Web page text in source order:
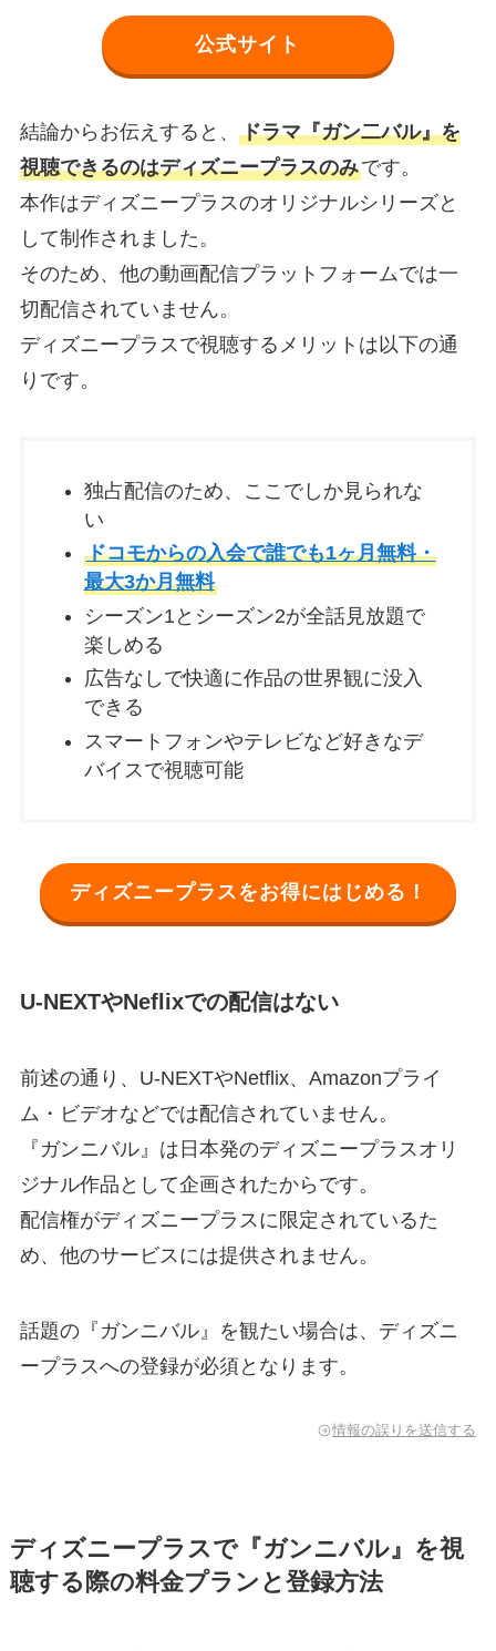
公式サイト
結論からお伝えすると、 ドラマ『ガン二バル』を
視聴できるのはディズニープラスのみです。
本作はディズニープラスのオリジナルシリーズと
して制作されました。
そのため、他の動画配信プラットフォームでは一
切配信されていません。
ディズニープラスで視聴するメリットは以下の通
りです。
独占配信のため、ここでしか見られな
い
ドコモからの入会で誰でも1ヶ月無料・
最大3か月無料
シーズン1とシーズン2が全話見放題で
楽しめる
広告なしで快適に作品の世界観に没入
できる
スマートフォンやテレビなど好きなデ
バイスで視聴可能
ディズニープラスをお得にはじめる！
U-NEXTやNeflixでの配信はない
前述の通り、U-NEXTやNetflix、Amazonプライ
ム・ビデオなどでは配信されていません。
『ガンニバル』は日本発のディズニープラスオリ
ジナル作品として企画されたからです。
配信権がディズニープラスに限定されているた
め、他のサービスには提供されません。
話題の『ガンニバル』を観たい場合は、ディズニ
ープラスへの登録が必須となります。
情報の誤りを送信する
ディズニープラスで『ガンニバル』を視
聴する際の料金プランと登録方法